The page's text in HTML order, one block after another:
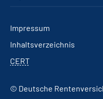
Impressum
Inhaltsverzeichnis
CERT
© Deutsche